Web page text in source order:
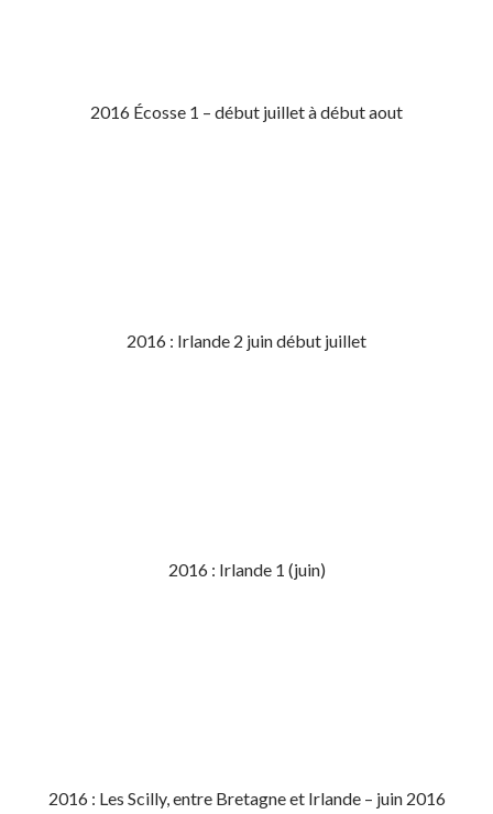
2016 Écosse 1 – début juillet à début aout
2016 : Irlande 2 juin début juillet
2016 : Irlande 1 (juin)
2016 : Les Scilly, entre Bretagne et Irlande – juin 2016